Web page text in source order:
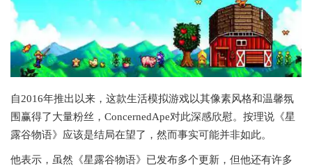
自2016年推出以来，这款生活模拟游戏以其像素风格和温馨氛
围赢得了大量粉丝，ConcernedApe对此深感欣慰。按理说《星
露谷物语》应该是结局在望了，然而事实可能并非如此。
他表示，虽然《星露谷物语》已发布多个更新，但他还有许多